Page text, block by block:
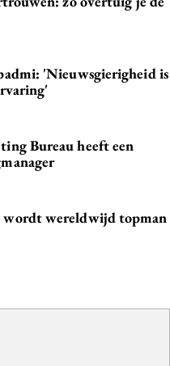
'Nieuwsgierigheid is
Bureau heeft een
wereldwijd topman